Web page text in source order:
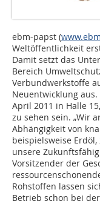
ebm-papst (
Weltöffentlichkeit
Damit setzt das
Bereich
Verbundwerkstoffe
Neuentwicklung aus.
April 2011 in Halle
zu sehen sein. „Wir
Abhängigkeit von
beispielsweise
unsere
Vorsitzender der
Rohstoffen lassen
Betrieb schon bei